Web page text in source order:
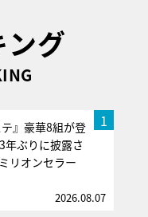
ング
1
テ』豪華8組が登
年ぶりに披露さ
リオンセラー
2026.08.07